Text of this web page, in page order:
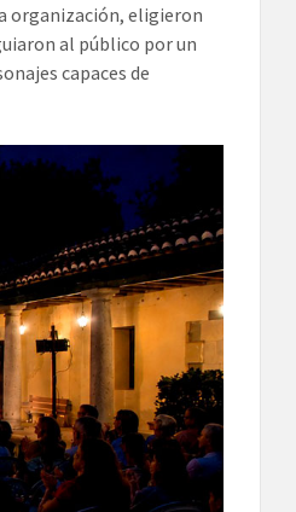
organización, eligieron
al público por un
capaces de